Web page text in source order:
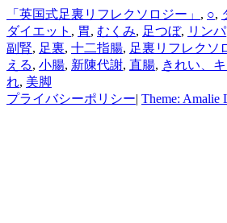
カ
テ
ゴ
リ
ー
「英国式足裏リフレクソロジー」 , ○,
ダイエット , 胃, むくみ, 足つぼ, リンパ
副腎, 足裏, 十二指腸, 足裏リフレクソ
える, 小腸, 新陳代謝, 直腸, きれい、
れ, 美脚
プライバシーポリシー| Theme: Amalie